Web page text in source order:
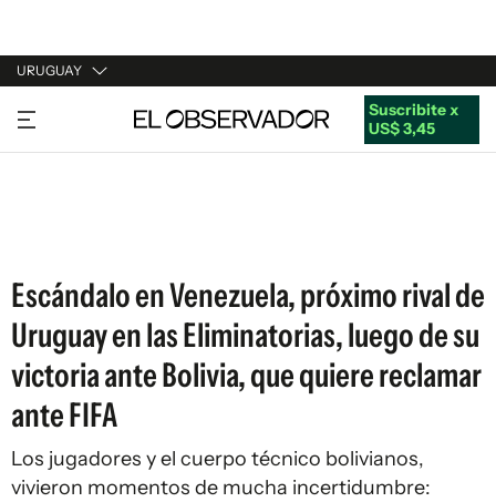
URUGUAY
URUGUAY
ARGENTINA
Suscribite x
US$ 3,45
Escándalo en Venezuela, próximo rival de
Uruguay en las Eliminatorias, luego de su
victoria ante Bolivia, que quiere reclamar
ante FIFA
Los jugadores y el cuerpo técnico bolivianos,
vivieron momentos de mucha incertidumbre: